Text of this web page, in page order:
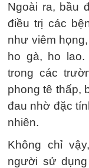
Ngoài ra, bầu
điều trị các
như viêm
ho gà, ho
trong các
phong tê thấp,
đau nhờ đặc
nhiên.
Không chỉ
người sử